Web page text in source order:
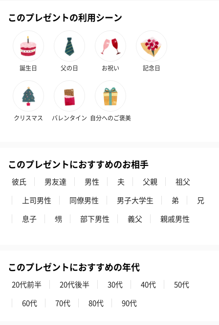
ハンドクリーム3本セッ
ト【ありがとう】
（1,100円）
シャワージェル＆ハン
ドクリーム（ピンクグ
レープフルーツ）
リラックスグッズ
リラックスグッズを同梱してお届けします。
かき氷入浴剤4点セット
（ブルー）（748円）
かき氷入浴剤4点セット
（イエロー）（748円）
【Thank you
このプレゼントの利用シーン
誕生日 父の日 お祝い 記念日
クリスマス バレンタイン 自分へのご褒美
このプレゼントにおすすめのお相手
彼氏 男友達 男性 夫 父親
祖父
上司男性
同僚男性 男子大学生 弟
兄
息子
甥 部下男性 義父 親戚男性
このプレゼントにおすすめの年代
20代前半 20代後半 30代 40代
50代
60代
70代 80代 90代